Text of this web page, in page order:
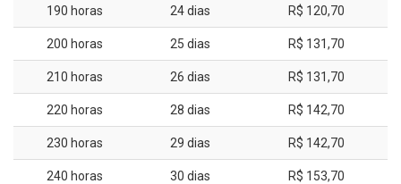
190 horas 24 dias R$ 120,70
200 horas 25 dias R$ 131,70
210 horas 26 dias R$ 131,70
220 horas 28 dias R$ 142,70
230 horas 29 dias R$ 142,70
240 horas 30 dias R$ 153,70